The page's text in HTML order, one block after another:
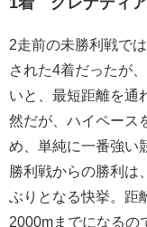
2走前の未勝利戦で
された4着だったが
いと、最短距離を通
然だが、ハイペース
め、単純に一番強い
勝利戦からの勝利は
ぶりとなる快挙。距
2000mまでになるの